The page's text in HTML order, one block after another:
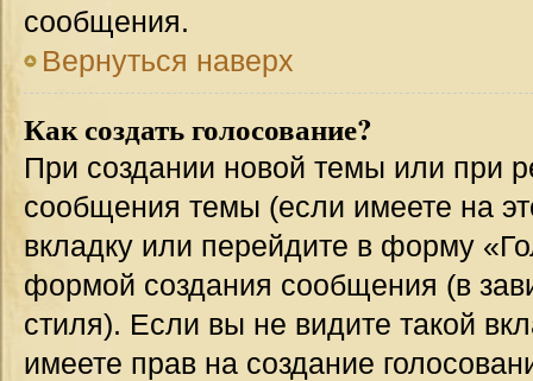
сообщения.
Вернуться наверх
Как создать голосование?
При создании новой темы или при
сообщения темы (если имеете на
вкладку или перейдите в форму
формой создания сообщения (в
стиля). Если вы не видите такой
имеете прав на создание